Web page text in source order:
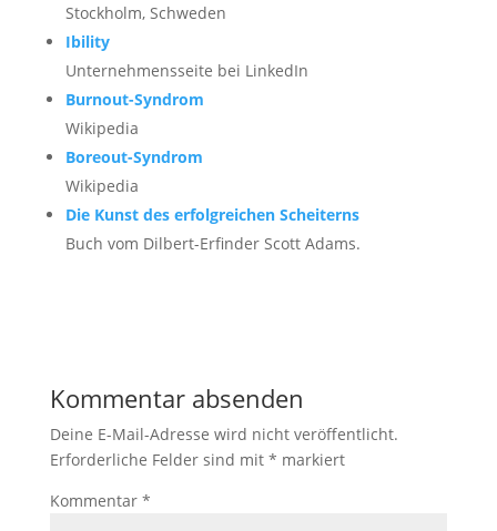
Stockholm, Schweden
Ibility
Unternehmensseite bei LinkedIn
Burnout-Syndrom
Wikipedia
Boreout-Syndrom
Wikipedia
Die Kunst des erfolgreichen Scheiterns
Buch vom Dilbert-Erfinder Scott Adams.
Kommentar absenden
Deine E-Mail-Adresse wird nicht veröffentlicht.
Erforderliche Felder sind mit * markiert
Kommentar *